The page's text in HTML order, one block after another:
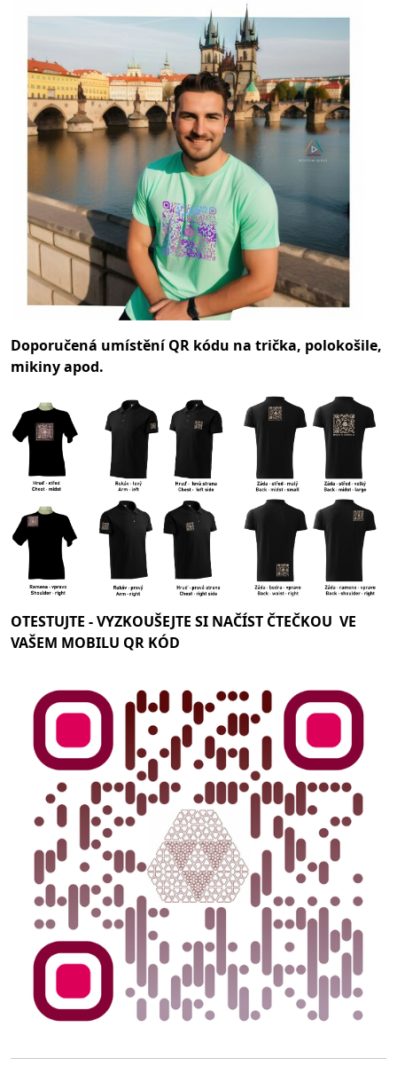
Doporučená umístění QR kódu na trička, polokošile,
mikiny apod.
OTESTUJTE -VYZKOUŠEJTE SI NAČÍST ČTEČKOU VE
VAŠEM MOBILU QR KÓD